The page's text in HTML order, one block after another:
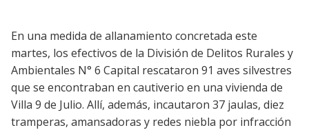
En una medida de allanamiento concretada este
martes, los efectivos de la División de Delitos Rurales y
Ambientales N° 6 Capital rescataron 91 aves silvestres
que se encontraban en cautiverio en una vivienda de
Villa 9 de Julio. Allí, además, incautaron 37 jaulas, diez
tramperas, amansadoras y redes niebla por infracción